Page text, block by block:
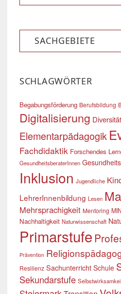
SACHGEBIETE
SCHLAGWÖRTER
Begabungsförderung Berufsbildung
Digitalisierung Diversität
Elementarpädagogik
Fachdidaktik Forschendes
GesundheitsberaterInnen
Inklusion Jugendliche
LehrerInnenbildung Lesen
Mehrsprachigkeit Mentoring
Nachhaltigkeit Naturwissenschaft
Primarstufe
Prävention
Resilienz Sachunterricht Schule
Sekundarstufe